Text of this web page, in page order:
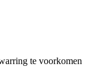
te voorkomen